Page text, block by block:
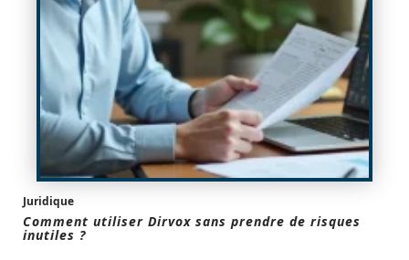
Juridique
Comment utiliser Dirvox sans prendre de risques
inutiles ?